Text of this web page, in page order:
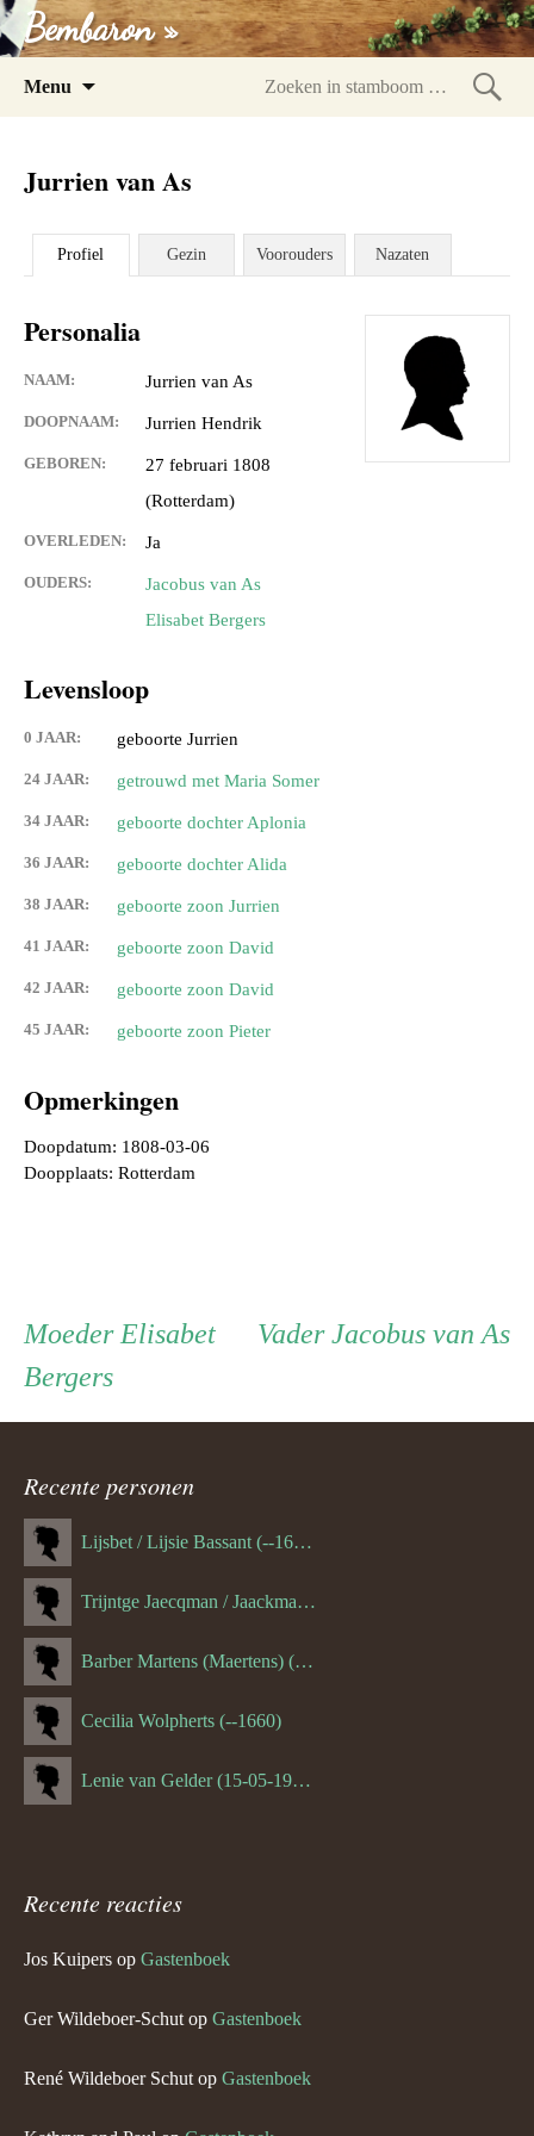
Bembaron »
Menu
Jurrien van As
Profiel Gezin Voorouders Nazaten
Personalia
NAAM: Jurrien van As
DOOPNAAM: Jurrien Hendrik
GEBOREN:
27 februari 1808
(Rotterdam)
OVERLEDEN: Ja
OUDERS:
Jacobus van As
Elisabet Bergers
Levensloop
0 JAAR: geboorte Jurrien
24 JAAR: getrouwd met Maria Somer
34 JAAR: geboorte dochter Aplonia
36 JAAR: geboorte dochter Alida
38 JAAR: geboorte zoon Jurrien
41 JAAR: geboorte zoon David
42 JAAR: geboorte zoon David
45 JAAR: geboorte zoon Pieter
Opmerkingen
Doopdatum: 1808-03-06
Doopplaats: Rotterdam
Persoon
ouder
navigatie
VaderVader
Jacobus van As
Moeder Moeder
Elisabet
Bergers
Recente personen
Lijsbet / Lijsie Bassant (--1687)
Trijntge Jaecqman / Jaackman (--1651)
Barber Martens (Maertens) (--1658)
Cecilia Wolpherts (--1660)
Lenie van Gelder (15-05-1970)
Recente reacties
Jos Kuipers op Gastenboek
Ger Wildeboer-Schut op Gastenboek
René Wildeboer Schut op Gastenboek